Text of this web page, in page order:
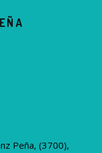
Peña, (3700),